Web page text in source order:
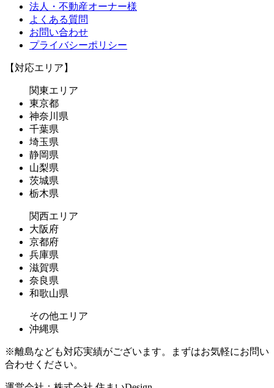
法人・不動産オーナー様
よくある質問
お問い合わせ
プライバシーポリシー
【対応エリア】
関東エリア
東京都
神奈川県
千葉県
埼玉県
静岡県
山梨県
茨城県
栃木県
関西エリア
大阪府
京都府
兵庫県
滋賀県
奈良県
和歌山県
その他エリア
沖縄県
※離島なども対応実績がございます。まずはお気軽にお問い
合わせください。